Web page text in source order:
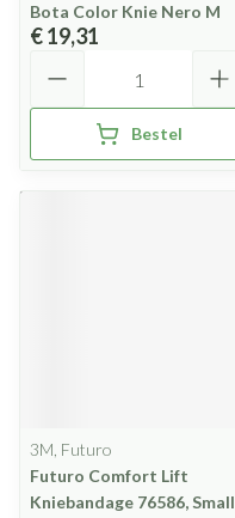
Bota Color Knie Nero M
€ 19,31
Bestel
3M, Futuro
Futuro Comfort Lift
Kniebandage 76586, Small